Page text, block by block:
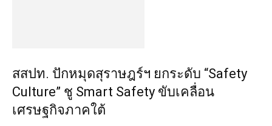
สสปท. ปักหมุดสุราษฎร์ฯ ยกระดับ “Safety
Culture” ชู Smart Safety ขับเคลื่อน
เศรษฐกิจภาคใต้